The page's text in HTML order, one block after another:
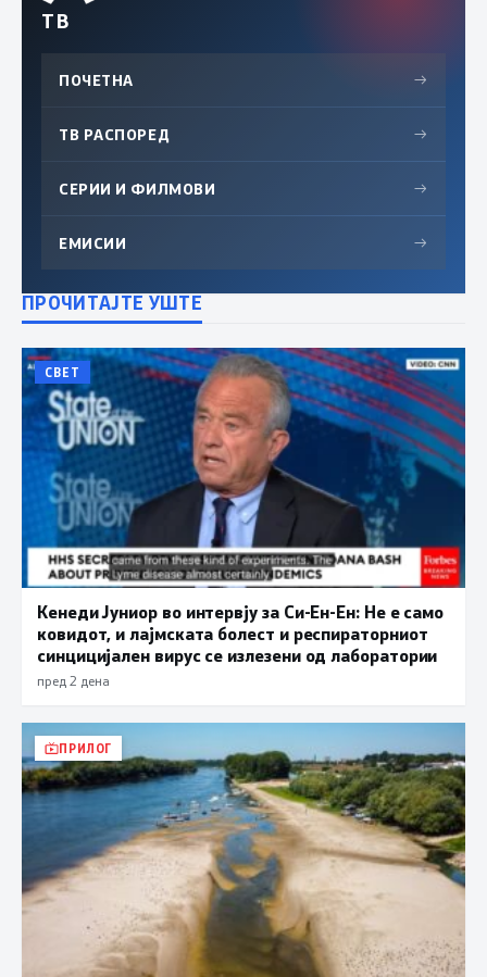
ТВ
ПОЧЕТНА →
ТВ РАСПОРЕД →
СЕРИИ И ФИЛМОВИ →
ЕМИСИИ →
ПРОЧИТАЈТЕ УШТЕ
СВЕТ
Кенеди Јуниор во интервју за Си-Ен-Ен: Не е само
ковидот, и лајмската болест и респираторниот
синцицијален вирус се излезени од лаборатории
пред 2 дена
ПРИЛОГ